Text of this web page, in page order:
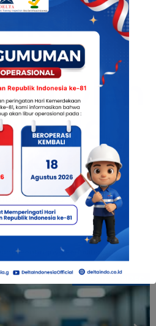
Oleh
21, 2023 9:44 am
Manfaat Menggunakan Rompi Safety
NEXT
Pentingnya Pemeliharaan Lift